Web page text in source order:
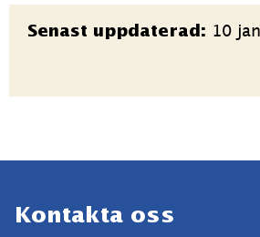
Sidinformation
Senast uppdaterad: 10
Kontakta oss